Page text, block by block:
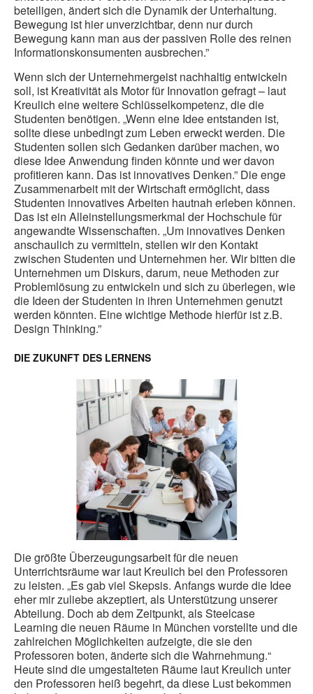
beteiligen, ändert sich die Dynamik der Unterhaltung.
Bewegung ist hier unverzichtbar, denn nur durch
Bewegung kann man aus der passiven Rolle des reinen
Informationskonsumenten ausbrechen.”
Wenn sich der Unternehmergeist nachhaltig entwickeln
soll, ist Kreativität als Motor für Innovation gefragt – laut
Kreulich eine weitere Schlüsselkompetenz, die die
Studenten benötigen. „Wenn eine Idee entstanden ist,
sollte diese unbedingt zum Leben erweckt werden. Die
Studenten sollen sich Gedanken darüber machen, wo
diese Idee Anwendung finden könnte und wer davon
profitieren kann. Das ist innovatives Denken.” Die enge
Zusammenarbeit mit der Wirtschaft ermöglicht, dass
Studenten innovatives Arbeiten hautnah erleben können.
Das ist ein Alleinstellungsmerkmal der Hochschule für
angewandte Wissenschaften. „Um innovatives Denken
anschaulich zu vermitteln, stellen wir den Kontakt
zwischen Studenten und Unternehmen her. Wir bitten die
Unternehmen um Diskurs, darum, neue Methoden zur
Problemlösung zu entwickeln und sich zu überlegen, wie
die Ideen der Studenten in ihren Unternehmen genutzt
werden könnten. Eine wichtige Methode hierfür ist z.B.
Design Thinking.”
DIE ZUKUNFT DES LERNENS
Die größte Überzeugungsarbeit für die neuen
Unterrichtsräume war laut Kreulich bei den Professoren
zu leisten. „Es gab viel Skepsis. Anfangs wurde die Idee
eher mir zuliebe akzeptiert, als Unterstützung unserer
Abteilung. Doch ab dem Zeitpunkt, als Steelcase
Learning die neuen Räume in München vorstellte und die
zahlreichen Möglichkeiten aufzeigte, die sie den
Professoren boten, änderte sich die Wahrnehmung.“
Heute sind die umgestalteten Räume laut Kreulich unter
den Professoren heiß begehrt, da diese Lust bekommen